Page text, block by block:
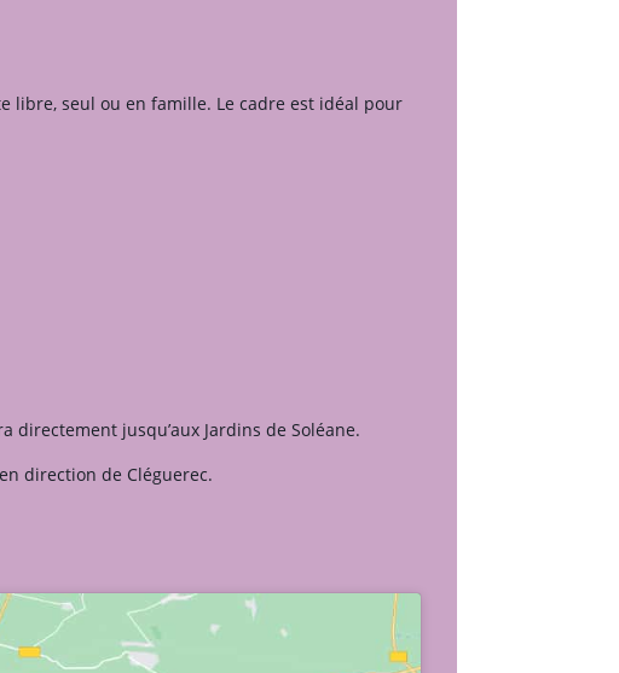
libre, seul ou en famille. Le cadre est idéal pour
directement jusqu’aux Jardins de Soléane.
direction de Cléguerec.